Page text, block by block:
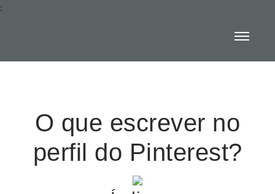
:
O que escrever no
perfil do Pinterest?